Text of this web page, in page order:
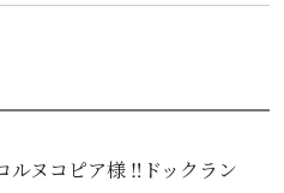
ルヌコピア様 ‼️ドックラン